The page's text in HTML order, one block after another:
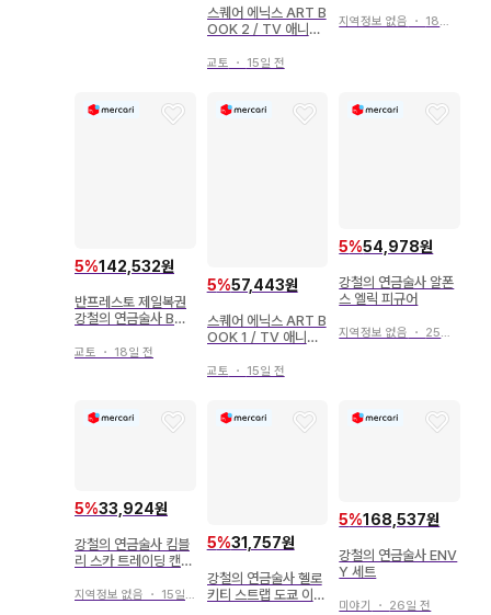
스퀘어 에닉스 ART B
OOK 2 / TV 애니메
(띠 포함)
교토 ・ 15일 전
츠
지역정보 없음 ・ 18일 전
5%142,532원
반프레스토 제일복권
강철의 연금술사 B상
교토 ・ 18일 전
5%57,443원
스퀘어 에닉스 ART B
OOK 1 / TV 애니메
(오비 포함)
교토 ・ 15일 전
5%54,978원
강철의 연금술사 알폰
스 엘릭 피규어
지역정보 없음 ・ 25일 전
5%33,924원
강철의 연금술사 킴블
리 스카 트레이딩 캔뱃
지역정보 없음 ・ 15일 전
5%31,757원
강철의 연금술사 헬로
키티 스트랩 도쿄 이케
5%168,537원
강철의 연금술사 ENV
Y 세트
미야기 ・ 26일 전